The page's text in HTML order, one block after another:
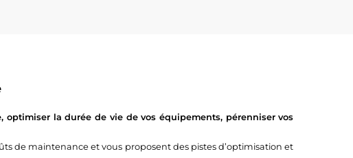
optimiser la durée de vie de vos équipements, pérenniser vos
de maintenance et vous proposent des pistes d’optimisation et